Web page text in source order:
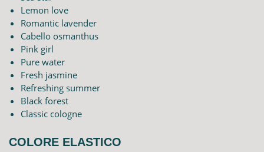
Lemon love
Romantic lavender
Cabello osmanthus
Pink girl
Pure water
Fresh jasmine
Refreshing summer
Black forest
Classic cologne
COLORE ELASTICO